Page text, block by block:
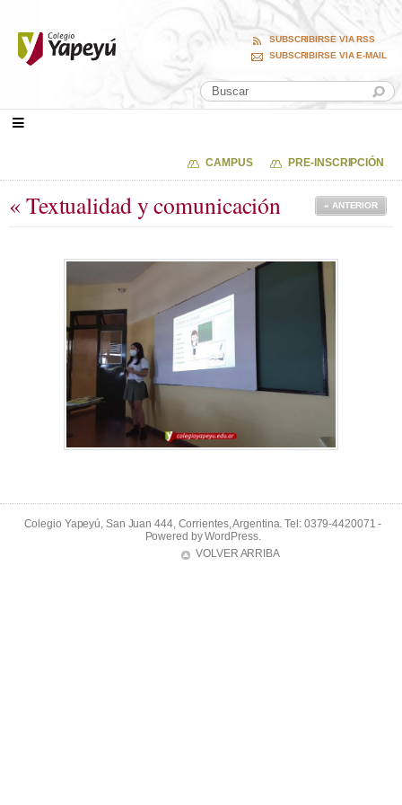
SUBSCRIBIRSE VIA RSS
SUBSCRIBIRSE VIA E-MAIL
CAMPUS PRE-INSCRIPCIÓN
« Textualidad y comunicación « ANTERIOR
Colegio Yapeyú, San Juan 444, Corrientes, Argentina. Tel: 0379-4420071 -
Powered byWordPress.
VOLVER ARRIBA